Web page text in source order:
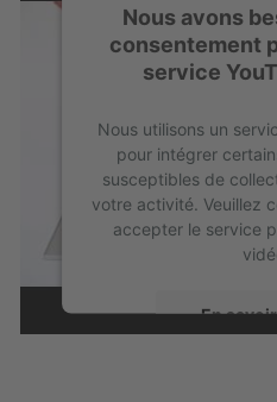
Nous avons
consentement
service
Nous utilisons un
pour intégrer
susceptibles de
votre activité. Veuillez
accepter le service
En